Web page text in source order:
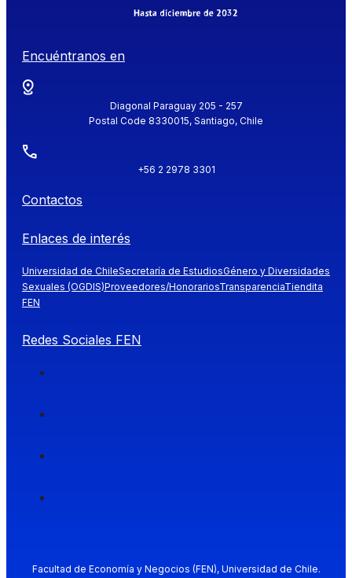
Encuéntranos en
Diagonal Paraguay 205 - 257
Postal Code 8330015, Santiago, Chile
+56 2 2978 3301
Contactos
Enlaces de interés
Universidad de ChileSecretaría de EstudiosGénero y Diversidades
Sexuales (OGDIS)Proveedores/HonorariosTransparenciaTiendita
FEN
Redes Sociales FEN
Facultad de Economía y Negocios (FEN), Universidad de Chile.